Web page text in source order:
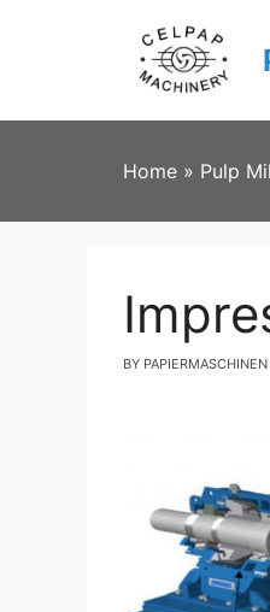
Home » Pulp
BY PAPIERMASCHINEN